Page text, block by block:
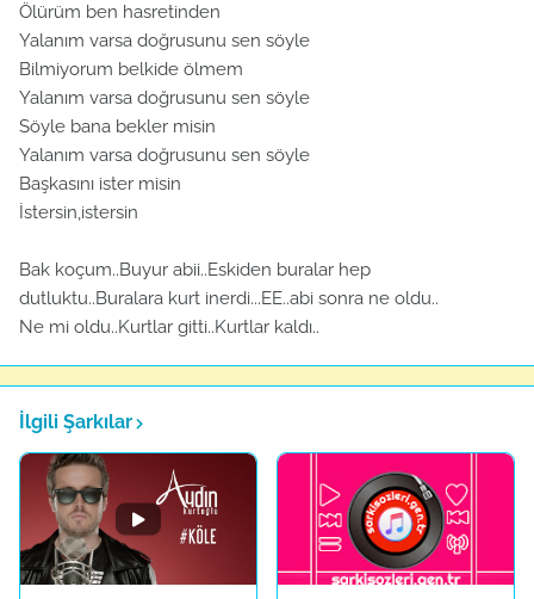
Ölürüm ben hasretinden
Yalanım varsa doğrusunu sen söyle
Bilmiyorum belkide ölmem
Yalanım varsa doğrusunu sen söyle
Söyle bana bekler misin
Yalanım varsa doğrusunu sen söyle
Başkasını ister misin
İstersin,istersin
Bak koçum..Buyur abii..Eskiden buralar hep
dutluktu..Buralara kurt inerdi...EE..abi sonra ne oldu..
Ne mi oldu..Kurtlar gitti..Kurtlar kaldı..
İlgili Şarkılar